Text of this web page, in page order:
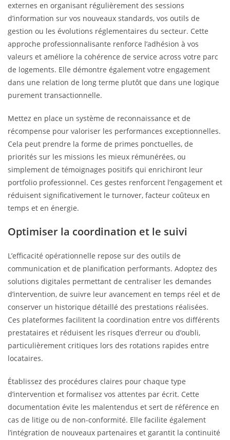
externes en organisant régulièrement des sessions
d’information sur vos nouveaux standards, vos outils de
gestion ou les évolutions réglementaires du secteur. Cette
approche professionnalisante renforce l’adhésion à vos
valeurs et améliore la cohérence de service across votre parc
de logements. Elle démontre également votre engagement
dans une relation de long terme plutôt que dans une logique
purement transactionnelle.
Mettez en place un système de reconnaissance et de
récompense pour valoriser les performances exceptionnelles.
Cela peut prendre la forme de primes ponctuelles, de
priorités sur les missions les mieux rémunérées, ou
simplement de témoignages positifs qui enrichiront leur
portfolio professionnel. Ces gestes renforcent l’engagement et
réduisent significativement le turnover, facteur coûteux en
temps et en énergie.
Optimiser la coordination et le suivi
L’efficacité opérationnelle repose sur des outils de
communication et de planification performants. Adoptez des
solutions digitales permettant de centraliser les demandes
d’intervention, de suivre leur avancement en temps réel et de
conserver un historique détaillé des prestations réalisées.
Ces plateformes facilitent la coordination entre vos différents
prestataires et réduisent les risques d’erreur ou d’oubli,
particulièrement critiques lors des rotations rapides entre
locataires.
Établissez des procédures claires pour chaque type
d’intervention et formalisez vos attentes par écrit. Cette
documentation évite les malentendus et sert de référence en
cas de litige ou de non-conformité. Elle facilite également
l’intégration de nouveaux partenaires et garantit la continuité